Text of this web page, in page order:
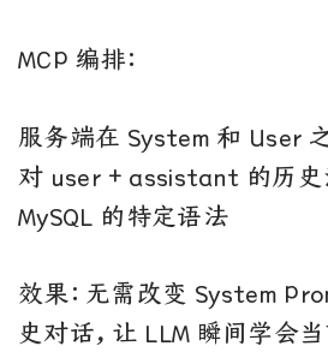
MCP 编排：
服务端在 System 和 User
对 user + assistant 的历史
MySQL 的特定语法
效果：无需改变 System
史对话，让 LLM 瞬间学会